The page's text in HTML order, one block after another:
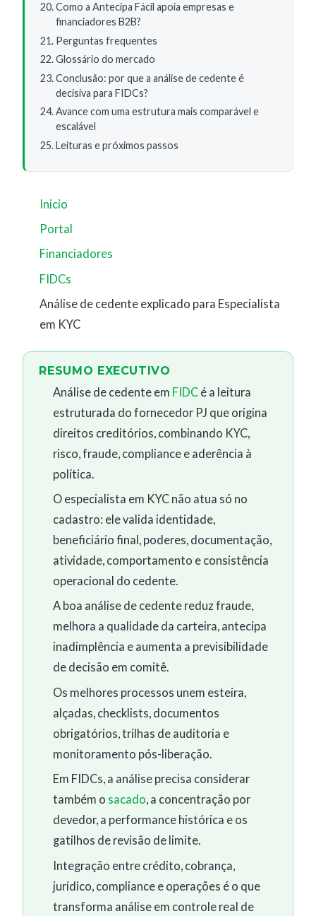
Como a Antecipa Fácil apoia empresas e
financiadores B2B?
Perguntas frequentes
Glossário do mercado
Conclusão: por que a análise de cedente é
decisiva para FIDCs?
Avance com uma estrutura mais comparável e
escalável
Leituras e próximos passos
Inicio
Portal
Financiadores
FIDCs
Análise de cedente explicado para Especialista
em KYC
RESUMO EXECUTIVO
Análise de cedente em FIDCé a leitura
estruturada do fornecedor PJ que origina
direitos creditórios, combinando KYC,
risco, fraude, compliance e aderência à
política.
O especialista em KYC não atua só no
cadastro: ele valida identidade,
beneficiário final, poderes, documentação,
atividade, comportamento e consistência
operacional do cedente.
A boa análise de cedente reduz fraude,
melhora a qualidade da carteira, antecipa
inadimplência e aumenta a previsibilidade
de decisão em comitê.
Os melhores processos unem esteira,
alçadas, checklists, documentos
obrigatórios, trilhas de auditoria e
monitoramento pós-liberação.
Em FIDCs, a análise precisa considerar
também o sacado, a concentração por
devedor, a performance histórica e os
gatilhos de revisão de limite.
Integração entre crédito, cobrança,
jurídico, compliance e operações é o que
transforma análise em controle real de